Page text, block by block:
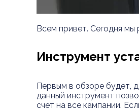
Всем привет. Сегодня мы
Инструмент
Первым в обзоре будет,
данный инструмент
счет на все кампании.